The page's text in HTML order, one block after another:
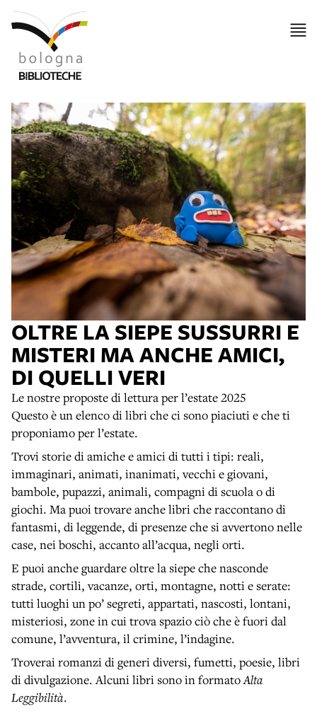
OLTRE LA SIEPE SUSSURRI E
MISTERI MA ANCHE AMICI,
DI QUELLI VERI
Le nostre proposte di lettura per l’estate 2025
Questo è un elenco di libri che ci sono piaciuti e che ti
proponiamo per l’estate.
Trovi storie di amiche e amici di tutti i tipi: reali,
immaginari, animati, inanimati, vecchi e giovani,
bambole, pupazzi, animali, compagni di scuola o di
giochi. Ma puoi trovare anche libri che raccontano di
fantasmi, di leggende, di presenze che si avvertono nelle
case, nei boschi, accanto all’acqua, negli orti.
E puoi anche guardare oltre la siepe che nasconde
strade, cortili, vacanze, orti, montagne, notti e serate:
tutti luoghi un po’ segreti, appartati, nascosti, lontani,
misteriosi, zone in cui trova spazio ciò che è fuori dal
comune, l’avventura, il crimine, l’indagine.
Troverai romanzi di generi diversi, fumetti, poesie, libri
di divulgazione. Alcuni libri sono in formatoAlta
Leggibilità.